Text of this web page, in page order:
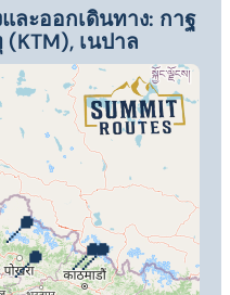
ละออกเดินทาง: กาฐ
เนปาล
📍
📍
📍
📍